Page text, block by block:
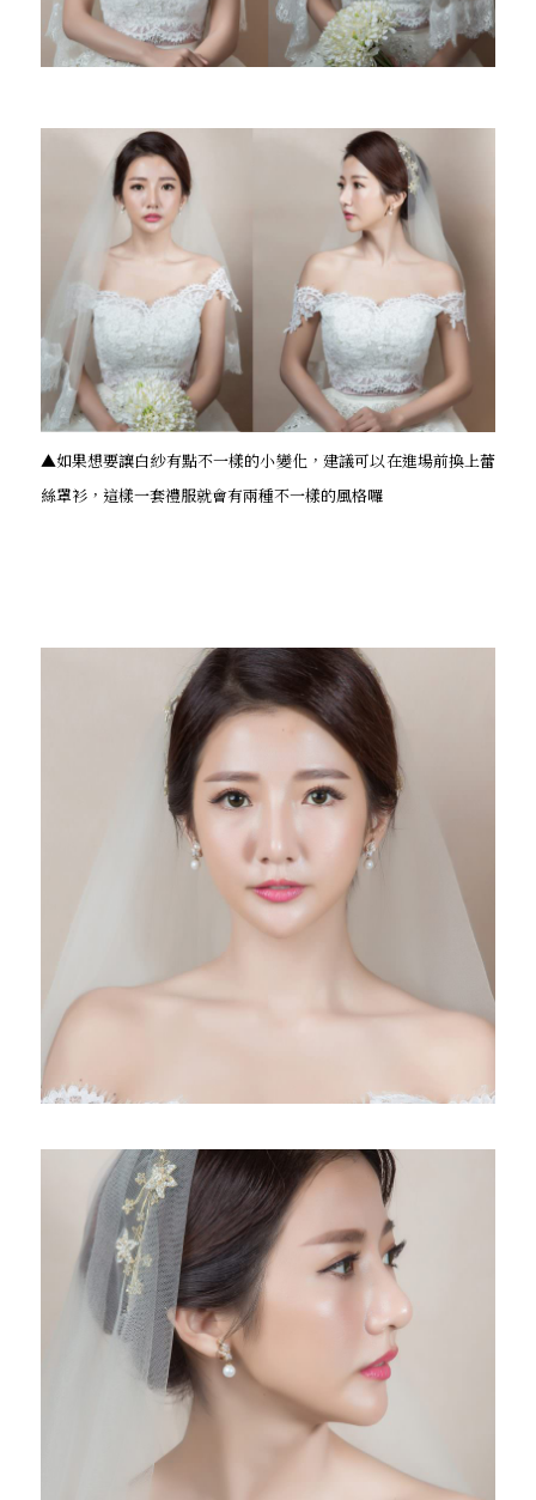
▲如果想要讓白紗有點不一樣的小變化，建議可以在進場前換上蕾
絲罩衫，這樣一套禮服就會有兩種不一樣的風格囉